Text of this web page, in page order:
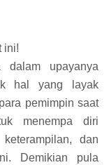
ini!
dalam upayanya
hal yang layak
pemimpin saat
menempa diri
dan
Demikian pula